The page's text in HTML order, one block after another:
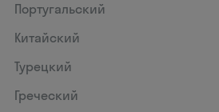
Португальский
Китайский
Турецкий
Греческий